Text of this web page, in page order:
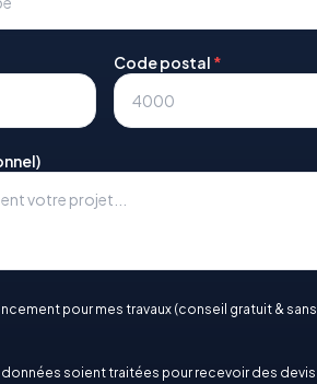
Code postal *
pour mes travaux (conseil gratuit & sans
soient traitées pour recevoir des devis.